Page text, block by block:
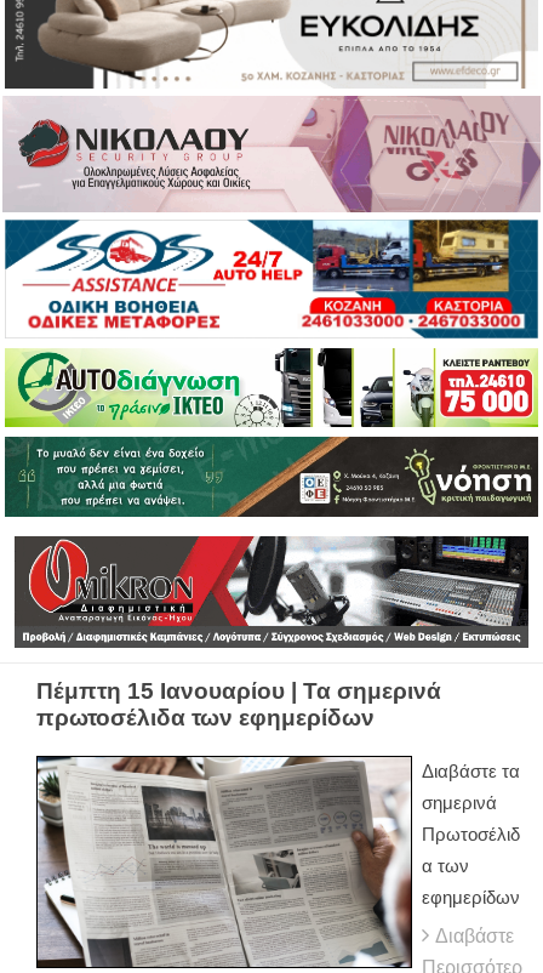
Πέμπτη 15 Ιανουαρίου | Τα σημερινά
πρωτοσέλιδα των εφημερίδων
Διαβάστε τα
σημερινά
Πρωτοσέλιδ
α των
εφημερίδων
Διαβάστε
Περισσότερ